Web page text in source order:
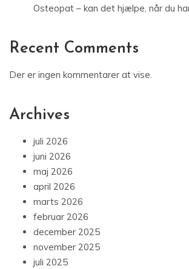
Osteopat – kan det hjælpe, når du
Recent Comments
Der er ingen kommentarer at vise.
Archives
juli 2026
juni 2026
maj 2026
april 2026
marts 2026
februar 2026
december 2025
november 2025
juli 2025